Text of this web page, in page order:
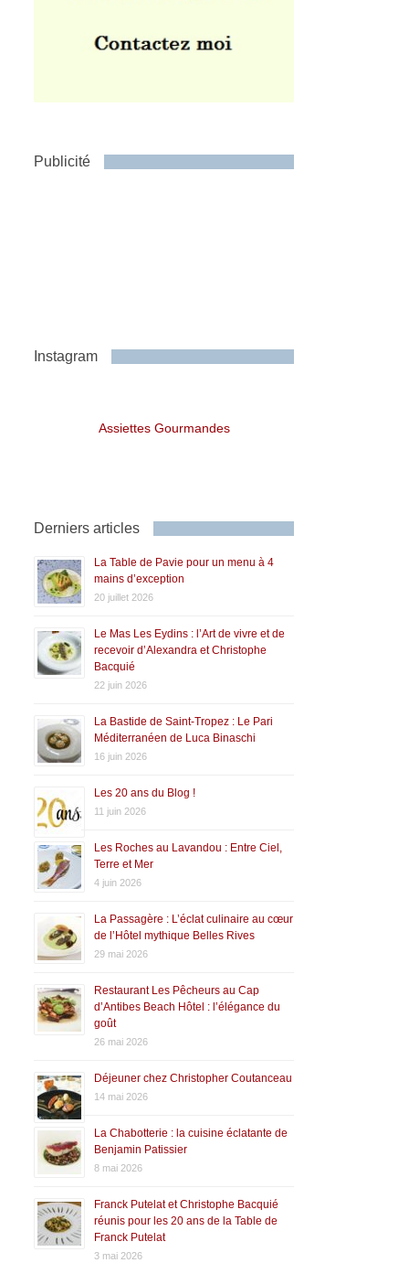
Publicité
Instagram
Assiettes Gourmandes
Derniers articles
La Table de Pavie pour un menu à 4
mains d’exception
20 juillet 2026
Le Mas Les Eydins : l’Art de vivre et de
recevoir d’Alexandra et Christophe
Bacquié
22 juin 2026
La Bastide de Saint-Tropez : Le Pari
Méditerranéen de Luca Binaschi
16 juin 2026
Les 20 ans du Blog !
11 juin 2026
Les Roches au Lavandou : Entre Ciel,
Terre et Mer
4 juin 2026
La Passagère : L’éclat culinaire au cœur
de l’Hôtel mythique Belles Rives
29 mai 2026
Restaurant Les Pêcheurs au Cap
d’Antibes Beach Hôtel : l’élégance du
goût
26 mai 2026
Déjeuner chez Christopher Coutanceau
14 mai 2026
La Chabotterie : la cuisine éclatante de
Benjamin Patissier
8 mai 2026
Franck Putelat et Christophe Bacquié
réunis pour les 20 ans de la Table de
Franck Putelat
3 mai 2026